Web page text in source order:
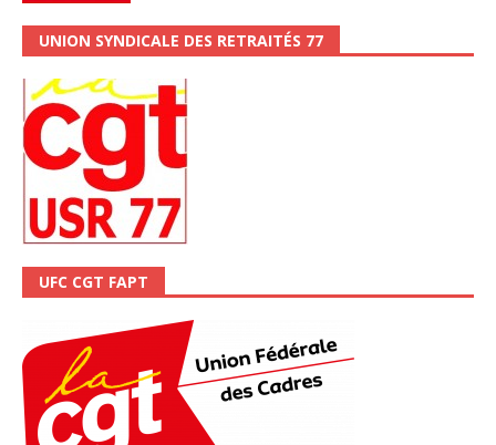
UNION SYNDICALE DES RETRAITÉS 77
UFC CGT FAPT